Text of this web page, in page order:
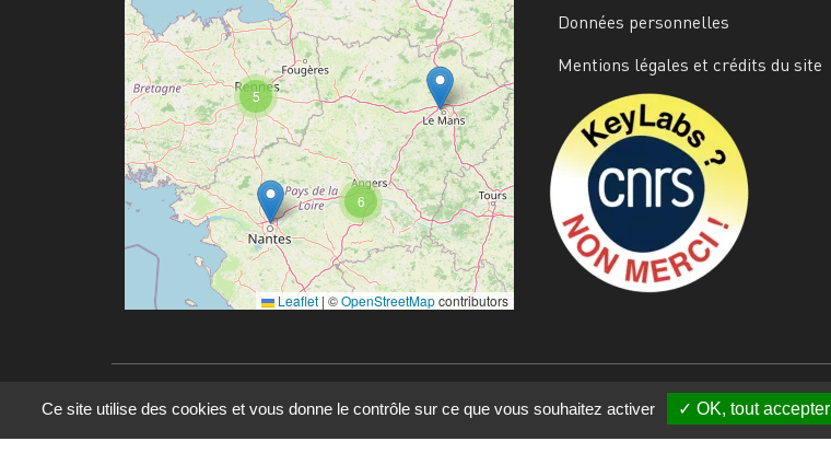
6
5
Leaflet | ©OpenStreetMapcontributors
Données personnelles
Mentions légales et crédits du site
Ce site utilise des cookies et vous donne le contrôle sur ce que vous souhaitez activer OK, tout accepter